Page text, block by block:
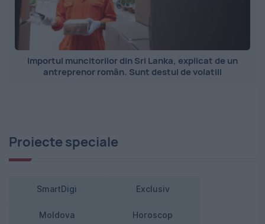
Importul muncitorilor din Sri Lanka, explicat de un
antreprenor român. Sunt destul de volatili
Proiecte speciale
SmartDigi Exclusiv
Moldova Horoscop